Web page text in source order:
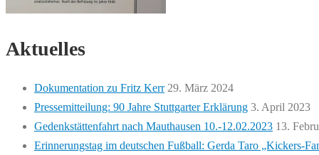
Aktuelles
Dokumentation zu Fritz Kerr 29. März 2024
Pressemitteilung: 90 Jahre Stuttgarter Erklärung 3. April 2023
Gedenkstättenfahrt nach Mauthausen 10.-12.02.2023 13.
Erinnerungstag im deutschen Fußball: Gerda Taro „Kickers-